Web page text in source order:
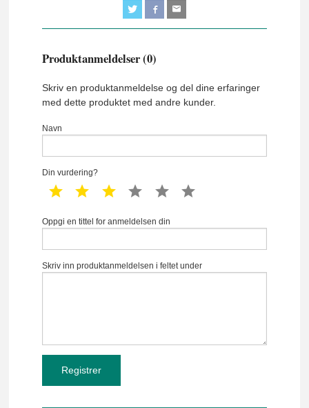
Produktanmeldelser (0)
Skriv en produktanmeldelse og del dine erfaringer
med dette produktet med andre kunder.
Navn
Din vurdering?
1 star 2 star 3 star 4 star 5 star
Oppgi en tittel for anmeldelsen din
Skriv inn produktanmeldelsen i feltet under